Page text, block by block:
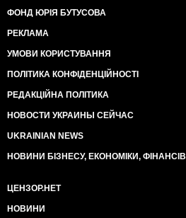
ФОНД ЮРІЯ БУТУСОВА
РЕКЛАМА
УМОВИ КОРИСТУВАННЯ
ПОЛІТИКА КОНФІДЕНЦІЙНОСТІ
РЕДАКЦІЙНА ПОЛІТИКА
НОВОСТИ УКРАИНЫ СЕЙЧАС
UKRAINIAN NEWS
НОВИНИ БІЗНЕСУ, ЕКОНОМІКИ, ФІНАНСІВ
ЦЕНЗОР.НЕТ
НОВИНИ